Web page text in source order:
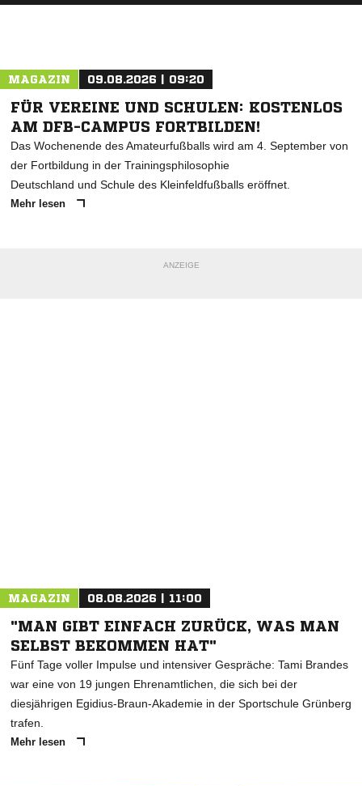
MAGAZIN 09.08.2026 | 09:20
FÜR VEREINE UND SCHULEN: KOSTENLOS
AM DFB-CAMPUS FORTBILDEN!
Das Wochenende des Amateurfußballs wird am 4. September von
der Fortbildung in der Trainingsphilosophie
Deutschland und Schule des Kleinfeldfußballs eröffnet.
Mehr lesen
ANZEIGE
MAGAZIN 08.08.2026 | 11:00
"MAN GIBT EINFACH ZURÜCK, WAS MAN
SELBST BEKOMMEN HAT"
Fünf Tage voller Impulse und intensiver Gespräche: Tami Brandes
war eine von 19 jungen Ehrenamtlichen, die sich bei der
diesjährigen Egidius-Braun-Akademie in der Sportschule Grünberg
trafen.
Mehr lesen